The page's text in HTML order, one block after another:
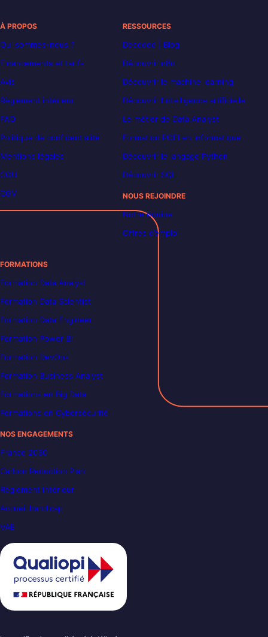
À PROPOS
Qui sommes-nous ?
Financements et tarifs
Avis
Règlement intérieur
FAQ
Politique de confidentialité
Mentions légales
CGU
CGV
RESSOURCES
Decoded | Blog
Découvrir n8n
Découvrir le machine learning
Découvrir l’intelligence artificielle
Le métier de Data Analyst
Formation POEI en informatique
Découvrir le langage Python
Découvrir SQL
NOUS REJOINDRE
Notre équipe
Offres d’emploi
FORMATIONS
Formation Data Analyst
Formation Data Scientist
Formation Data Engineer
Formation Power BI
Formation DevOps
Formation Business Analyst
Formations en Big Data
Formations en Cybersécurité
NOS ENGAGEMENTS
France 2030
Carbon Reduction Plan
Règlement intérieur
Accueil handicap
VAE